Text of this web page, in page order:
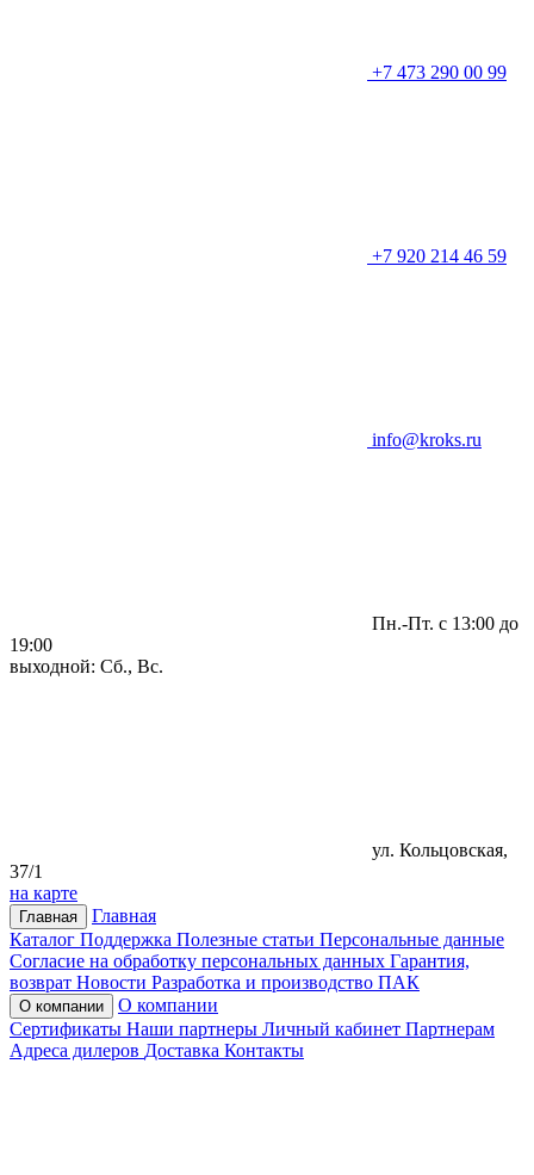
+7 473 290 00 99
+7 920 214 46 59
info@kroks.ru
Пн.-Пт. с 13:00 до
19:00
выходной: Сб., Вс.
ул. Кольцовская,
37/1
на карте
Главная
Главная
Каталог Поддержка Полезные статьи Персональные данные
Согласие на обработку персональных данных Гарантия,
возврат Новости Разработка и производство ПАК
О компании
О компании
Сертификаты Наши партнеры Личный кабинет Партнерам
Адреса дилеров Доставка Контакты